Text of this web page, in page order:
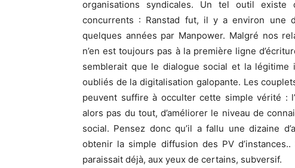
organisations syndicales. Un tel outil existe
concurrents : Ranstad fut, il y a environ une
quelques années par Manpower. Malgré nos
n’en est toujours pas à la première ligne
semblerait que le dialogue social et la
oubliés de la digitalisation galopante. Les
peuvent suffire à occulter cette simple vérité :
alors pas du tout, d’améliorer le niveau de
social. Pensez donc qu’il a fallu une dizaine
obtenir la simple diffusion des PV
paraissait déjà, aux yeux de certains, subversif.